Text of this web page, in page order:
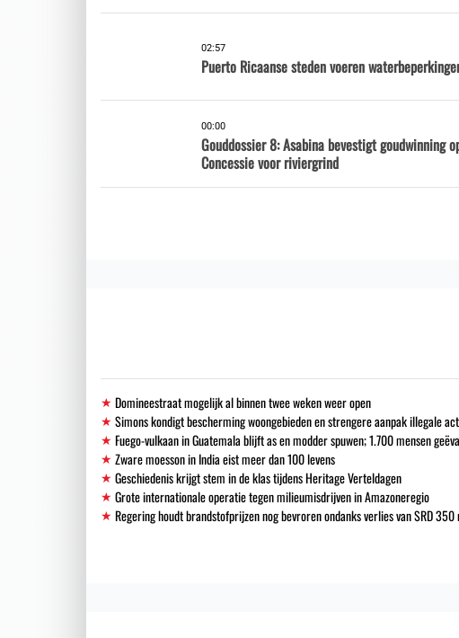
02:57
Puerto Ricaanse steden voeren
00:00
Gouddossier 8: Asabina bevestigt goudwinning
Concessie voor riviergrind
Domineestraat mogelijk al binnen twee weken weer open
Simons kondigt bescherming woongebieden en strengere aanpak illegale
Fuego-vulkaan in Guatemala blijft as en modder spuwen; 1.700 mensen
Zware moesson in India eist meer dan 100 levens
Geschiedenis krijgt stem in de klas tijdens Heritage Verteldagen
Grote internationale operatie tegen milieumisdrijven in Amazoneregio
Regering houdt brandstofprijzen nog bevroren ondanks verlies van SRD